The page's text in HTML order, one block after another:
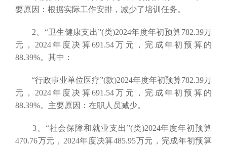
要原因：根据实际工作安排，减少了培训任务。
2、“卫生健康支出”(类)2024年度年初预算782.39万
元，2024年度决算691.54万元，完成年初预算的
88.39%。其中：
“行政事业单位医疗”(款)2024年度年初预算782.39万
元，2024年度决算691.54万元，完成年初预算的
88.39%。主要原因：在职人员减少。
3、“社会保障和就业支出”(类)2024年度年初预算
470.76万元，2024年度决算485.95万元，完成年初预算